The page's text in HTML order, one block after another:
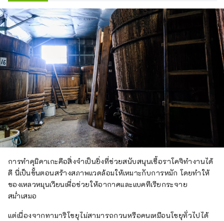
การทำคุมิคาเกะคือสิ่งจำเป็นยิ่งที่ช่วยสนับสนุนเชื้อราโคจิทำงานได้
ดี นี่เป็นขั้นตอนสร้างสภาพแวดล้อมให้เหมาะกับการหมัก โดยทำให้
ของเหลวหมุนเวียนเพื่อช่วยให้อากาศและแบคทีเรียกระจาย
สม่ำเสมอ
แต่เนื่องจากทามาริโชยุไม่สามารถกวนหรือคนเหมือนโชยุทั่วไปได้